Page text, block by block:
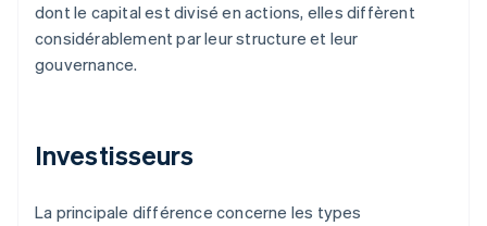
dont le capital est divisé en actions, elles diffèrent
considérablement par leur structure et leur
gouvernance.
Investisseurs
La principale différence concerne les types